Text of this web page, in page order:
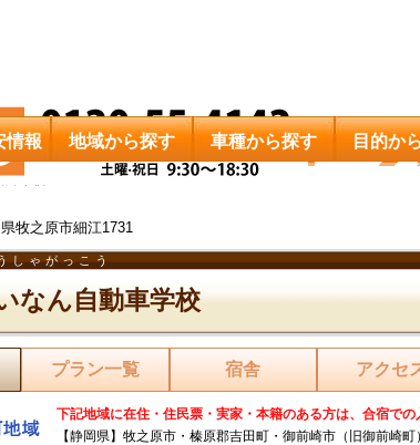
情報 地域から探す 車種から探す 目的か
車学校
牧之原市細江1731
なん自動車学校
しゃがっこう
プラン一覧 宿舎 アクセ
下記地域に在住・住民票・実家・本籍のある方は、合宿での
【静岡県】牧之原市・榛原郡吉田町・御前崎市（旧御前崎